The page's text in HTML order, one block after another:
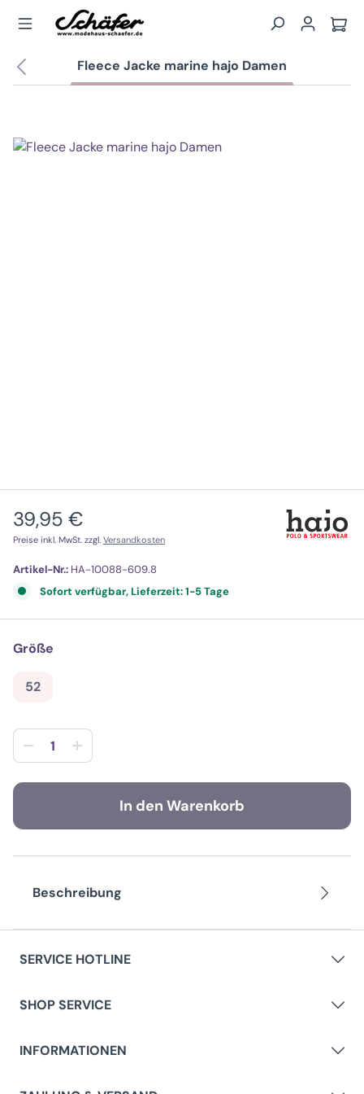
Zum Hauptinhalt springen
Fleece Jacke marine hajo Damen
Regulärer Preis:
39,95 €
Preise inkl. MwSt. zzgl. Versandkosten
Artikel-Nr.: HA-10088-609.8
Sofort verfügbar, Lieferzeit: 1-5 Tage
Größe
52
In den Warenkorb
Beschreibung
SERVICE HOTLINE
SHOP SERVICE
INFORMATIONEN